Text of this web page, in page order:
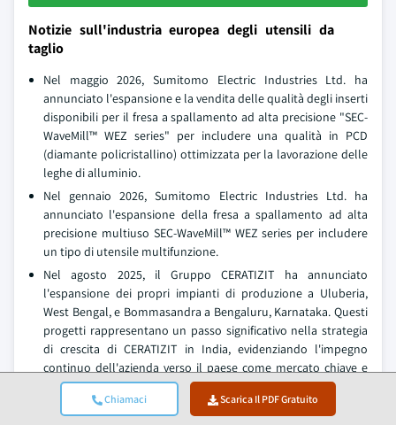
Chiamaci Scarica Il PDF Gratuito
Notizie sull'industria europea degli utensili da
taglio
Nel maggio 2026, Sumitomo Electric Industries Ltd. ha
annunciato l'espansione e la vendita delle qualità degli inserti
disponibili per il fresa a spallamento ad alta precisione "SEC-
WaveMill™ WEZ series" per includere una qualità in PCD
(diamante policristallino) ottimizzata per la lavorazione delle
leghe di alluminio.
Nel gennaio 2026, Sumitomo Electric Industries Ltd. ha
annunciato l'espansione della fresa a spallamento ad alta
precisione multiuso SEC-WaveMill™ WEZ series per includere
un tipo di utensile multifunzione.
Nel agosto 2025, il Gruppo CERATIZIT ha annunciato
l'espansione dei propri impianti di produzione a Uluberia,
West Bengal, e Bommasandra a Bengaluru, Karnataka. Questi
progetti rappresentano un passo significativo nella strategia
di crescita di CERATIZIT in India, evidenziando l'impegno
continuo dell'azienda verso il paese come mercato chiave e
centro di produzione. Aumentando la capacità in entrambe le
sedi, CERATIZIT mira a soddisfare la crescente domanda di